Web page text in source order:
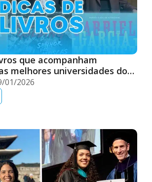
que acompanham
melhores universidades do
01/2026